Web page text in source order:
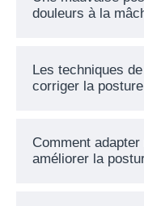
douleurs à la
Les techniques
corriger la
Comment
améliorer la